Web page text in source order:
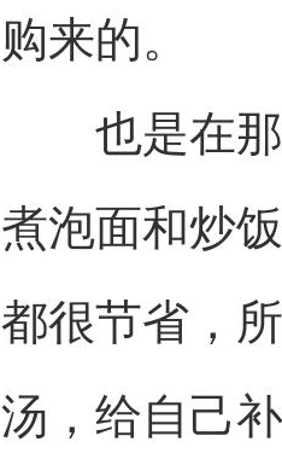
购来的。
也是在那
煮泡面和炒
都很节省，
汤，给自己